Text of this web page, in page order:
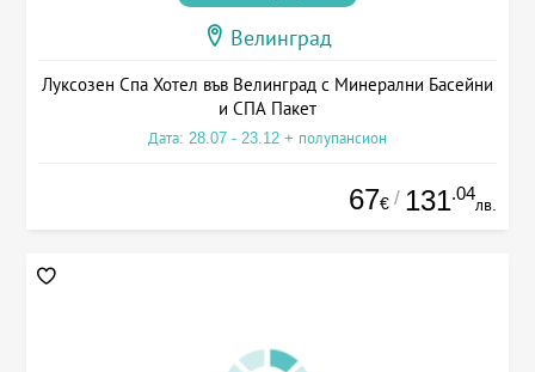
Велинград
Луксозен Спа Хотел във Велинград с Минерални Басейни
и СПА Пакет
Дата: 28.07 - 23.12 + полупансион
67€ / 131.04
лв.